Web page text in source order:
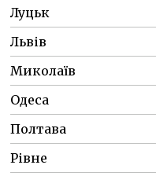
Луцьк
Львів
Миколаїв
Одеса
Полтава
Рівне